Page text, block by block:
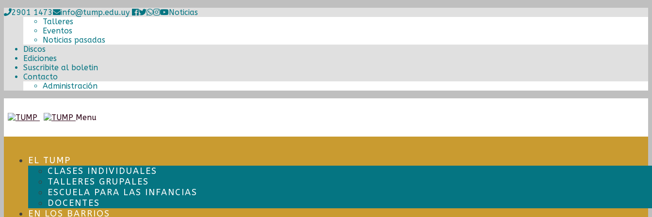
2901 1473 info@tump.edu.uy
Noticias
Talleres
Eventos
Noticias pasadas
Discos
Ediciones
Suscribite al boletin
Contacto
Administración
Ir
la
Ir
contenido
Menu
EL TUMP
CLASES INDIVIDUALES
TALLERES GRUPALES
ESCUELA PARA LAS INFANCIAS
DOCENTES
EN LOS BARRIOS